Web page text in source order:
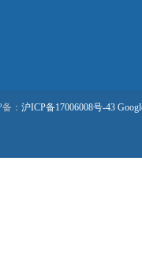
： 沪ICP备17006008号-43